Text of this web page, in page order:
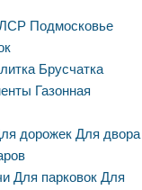
Подмосковье
Брусчатка
Газонная
дорожек Для двора
Для парковок Для